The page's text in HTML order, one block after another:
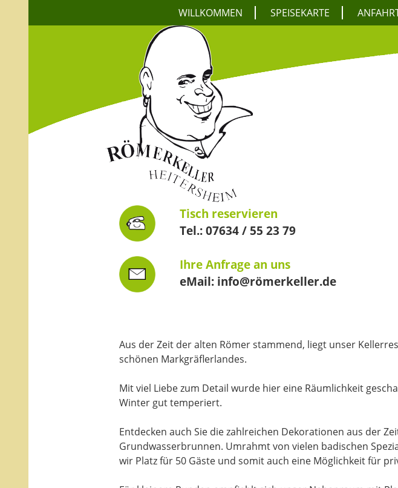
WILLKOMMEN SPEISEKARTE
Tisch reservieren
Tel.: 07634 / 55 23 79
Ihre Anfrage an uns
eMail: info@römerkeller.de
Aus der Zeit der alten Römer stammend, liegt unser
schönen Markgräflerlandes.
Mit viel Liebe zum Detail wurde hier eine Räumlichkeit
Winter gut temperiert.
Entdecken auch Sie die zahlreichen Dekorationen aus der
Grundwasserbrunnen. Umrahmt von vielen badischen
wir Platz für 50 Gäste und somit auch eine Möglichkeit für